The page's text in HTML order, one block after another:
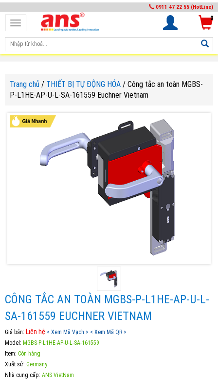
0911 47 22 55 (HotLine)
Toggle
navigation
0
Trang chủ / THIẾT BỊ TỰ ĐỘNG HÓA / Công tắc an toàn MGBS-
P-L1HE-AP-U-L-SA-161559 Euchner Vietnam
CÔNG TẮC AN TOÀN MGBS-P-L1HE-AP-U-L-
SA-161559 EUCHNER VIETNAM
Giá bán: Liên hệ < Xem Mã Vạch > < Xem Mã QR >
Model: MGBS-P-L1HE-AP-U-L-SA-161559
Item: Còn hàng
Xuất sứ: Germany
Nhà cung cấp: ANS VietNam